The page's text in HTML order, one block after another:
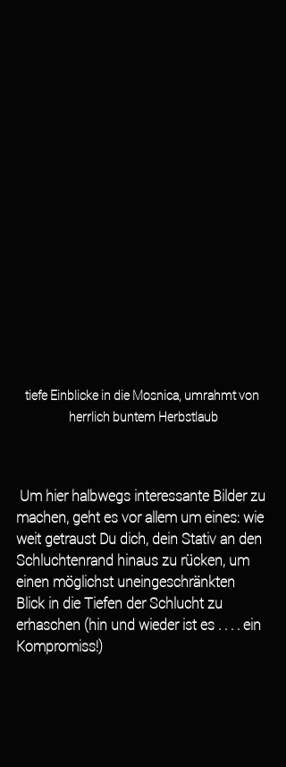
tiefe Einblicke in die Mosnica, umrahmt von
herrlich buntem Herbstlaub
Um hier halbwegs interessante Bilder zu
machen, geht es vor allem um eines: wie
weit getraust Du dich, dein Stativ an den
Schluchtenrand hinaus zu rücken, um
einen möglichst uneingeschränkten
Blick in die Tiefen der Schlucht zu
erhaschen (hin und wieder ist es . . . . ein
Kompromiss!)